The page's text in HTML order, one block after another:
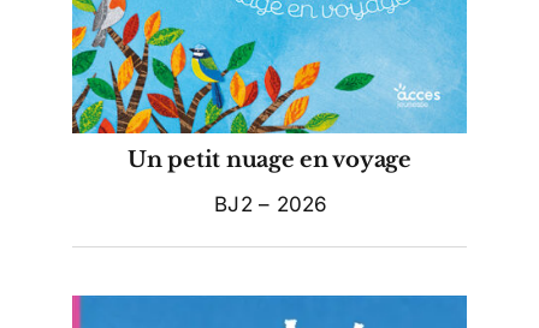
Un petit nuage en voyage
BJ2 – 2026